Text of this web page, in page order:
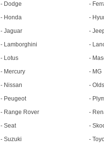
- Dodge -
- Honda -
- Jaguar -
- Lamborghini -
- Lotus -
- Mercury - MG
- Nissan -
- Peugeot -
- Range Rover -
- Seat -
- Suzuki -